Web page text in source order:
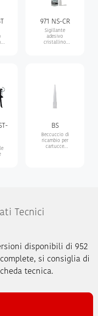
971 NS-CR
Sigillante
adesivo
cristallino
acquari
BS
Beccuccio di
ricambio per
cartucce
Tecnici
disponibili di 952
si consiglia di
tecnica.